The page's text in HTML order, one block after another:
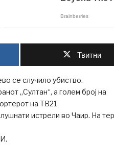
Твитни
се случило убиство.
„Султан“, а голем број на
на ТВ21
истрели во Чаир. На